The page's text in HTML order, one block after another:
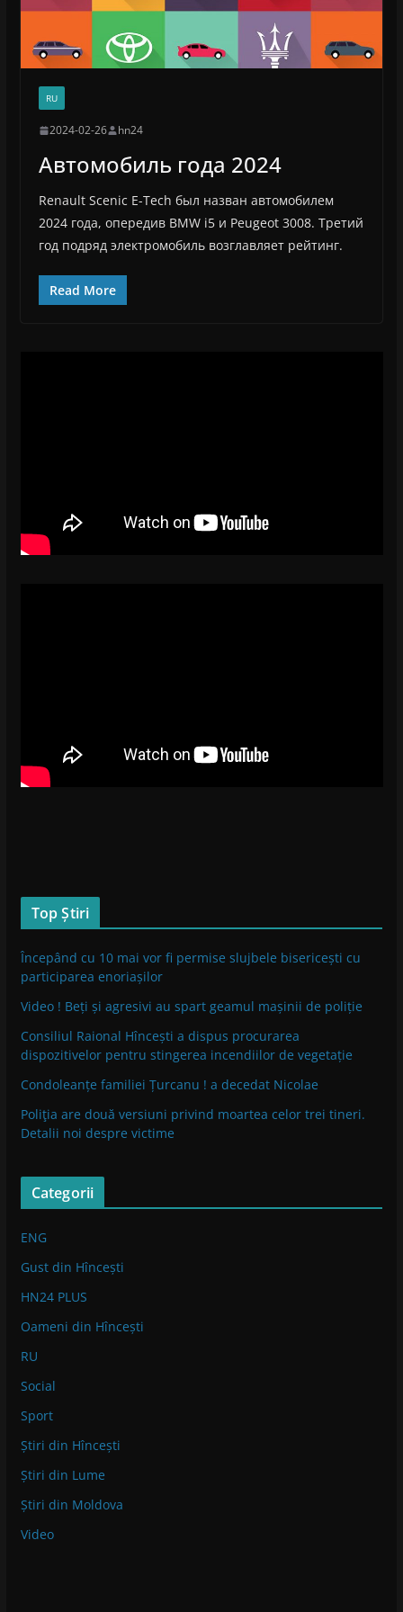
RU
2024-02-26 hn24
Автомобиль года 2024
Renault Scenic E-Tech был назван автомобилем
2024 года, опередив BMW i5 и Peugeot 3008. Третий
год подряд электромобиль возглавляет рейтинг.
Read More
Top Știri
Începând cu 10 mai vor fi permise slujbele bisericești cu
participarea enoriașilor
Video ! Beți și agresivi au spart geamul mașinii de poliție
Consiliul Raional Hîncești a dispus procurarea
dispozitivelor pentru stingerea incendiilor de vegetație
Condoleanțe familiei Țurcanu ! a decedat Nicolae
Poliţia are două versiuni privind moartea celor trei tineri.
Detalii noi despre victime
Categorii
ENG
Gust din Hîncești
HN24 PLUS
Oameni din Hîncești
RU
Social
Sport
Știri din Hîncești
Știri din Lume
Știri din Moldova
Video